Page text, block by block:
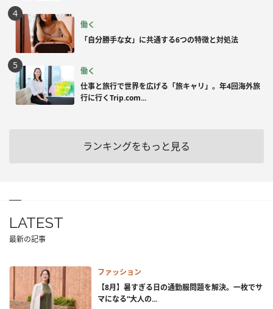
働く
「自分勝手な女」に共通する6つの特徴と対処法
働く
仕事と旅行で世界を広げる「旅キャリ」。年4回海外旅
行に行くTrip.com...
ランキングをもっと見る
LATEST
最新の記事
ファッション
【8月】暑すぎる日の通勤服問題を解決。一枚でサ
マになる“大人の...